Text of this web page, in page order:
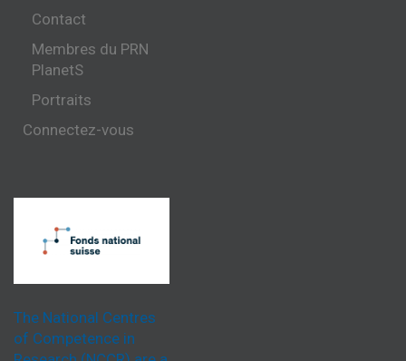
Contact
Membres du PRN
PlanetS
Portraits
Connectez-vous
The National Centres
of Competence in